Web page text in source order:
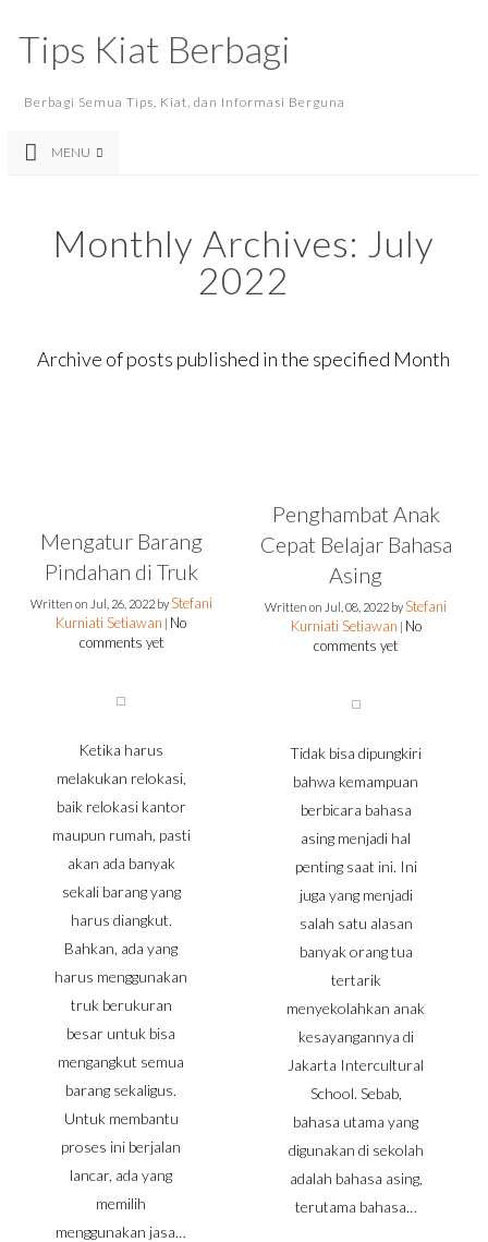
Tips Kiat Berbagi
Berbagi Semua Tips, Kiat, dan Informasi Berguna
MENU
Monthly Archives: July
2022
Archive of posts published in the specified Month
Mengatur Barang
Pindahan di Truk
Written on Jul, 26, 2022 byStefani
Kurniati Setiawan | No
comments yet
Ketika harus
melakukan relokasi,
baik relokasi kantor
maupun rumah, pasti
akan ada banyak
sekali barang yang
harus diangkut.
Bahkan, ada yang
harus menggunakan
truk berukuran
besar untuk bisa
mengangkut semua
barang sekaligus.
Untuk membantu
proses ini berjalan
lancar, ada yang
memilih
menggunakan jasa…
Penghambat Anak
Cepat Belajar Bahasa
Asing
Written on Jul, 08, 2022 byStefani
Kurniati Setiawan | No
comments yet
Tidak bisa dipungkiri
bahwa kemampuan
berbicara bahasa
asing menjadi hal
penting saat ini. Ini
juga yang menjadi
salah satu alasan
banyak orang tua
tertarik
menyekolahkan anak
kesayangannya di
Jakarta Intercultural
School. Sebab,
bahasa utama yang
digunakan di sekolah
adalah bahasa asing,
terutama bahasa…